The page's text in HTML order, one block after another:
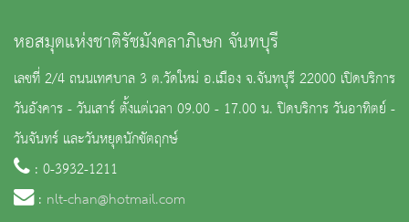
หอสมุดแห่งชาติรัชมังคลาภิเษก จันทบุรี
เลขที่ 2/4 ถนนเทศบาล 3 ต.วัดใหม่ อ.เมือง จ.จันทบุรี 22000 เปิดบริการ
วันอังคาร - วันเสาร์ ตั้งแต่เวลา 09.00 - 17.00 น. ปิดบริการ วันอาทิตย์ -
วันจันทร์ และวันหยุดนักขัตฤกษ์
: 0-3932-1211
: nlt-chan@hotmail.com